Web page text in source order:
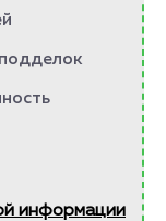
информации